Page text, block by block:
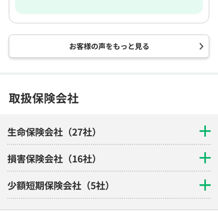
お客様の声をもっと見る
取扱保険会社
生命保険会社（27社）
損害保険会社（16社）
少額短期保険会社（5社）